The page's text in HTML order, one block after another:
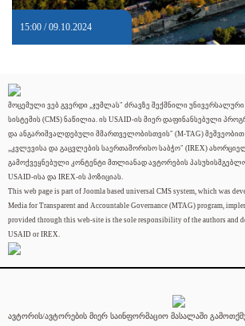
15:00 / 09.10.2024
მოცემული ვებ გვერდი „ჯუმლას" ძრავზე შექმნილი უნივერსალური
სისტემის (CMS) ნაწილია. ის USAID-ის მიერ დაფინანსებული
და ანგარიშვალდებული მმართველობისთვის" (M-TAG)
„კვლევისა და გაცვლების საერთაშორისო საბჭო" (IREX)
გამოქვეყნებული კონტენტი მთლიანად ავტორების
USAID-ისა და IREX-ის პოზიციას.
This web page is part of Joomla based universal CMS system, which was
Media for Transparent and Accountable Governance (MTAG) program,
provided through this web-site is the sole responsibility of the authors and
USAID or IREX.
ავტორის/ავტორების მიერ საინფორმაციო მასალაში